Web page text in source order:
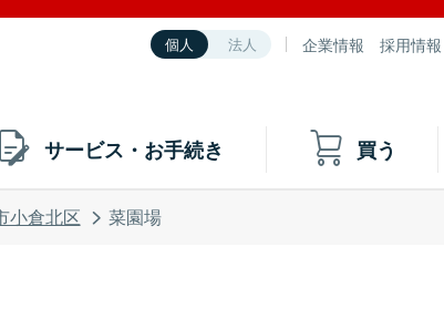
個人 法人 企業情報 採用情報
サービス・お手続き 買う
小倉北区 菜園場